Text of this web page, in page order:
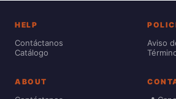
HELP
Contáctanos
Catálogo
Aviso
ABOUT